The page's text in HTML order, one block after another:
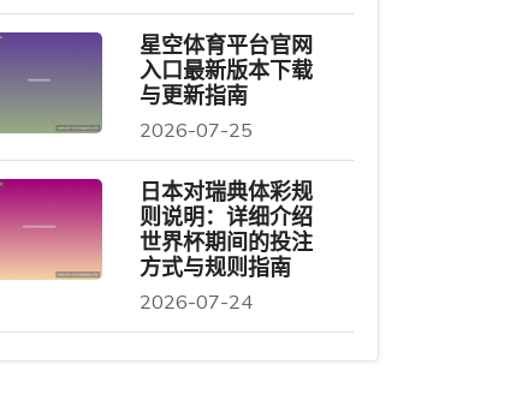
星空体育平台官网
入口最新版本下载
与更新指南
2026-07-25
日本对瑞典体彩规
则说明：详细介绍
世界杯期间的投注
方式与规则指南
2026-07-24